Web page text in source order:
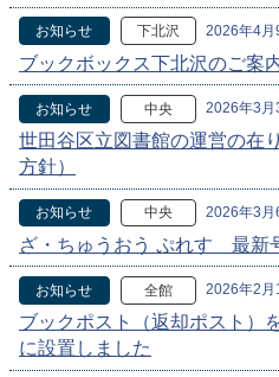
お知らせ 下北沢 2026年4月
ブックボックス下北沢のご案
お知らせ 中央 2026年3月
世田谷区立図書館の運営の在
方針）
お知らせ 中央 2026年3月
ざ・ちゅうおう ぷれす 最新
お知らせ 全館 2026年2月
ブックポスト（返却ポスト）
に設置しました